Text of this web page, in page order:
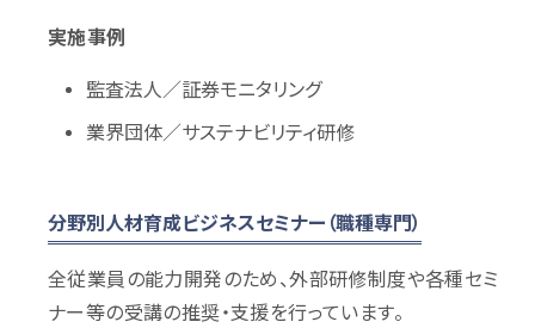
実施事例
監査法人／証券モニタリング
業界団体／サステナビリティ研修
分野別人材育成ビジネスセミナー（職種専門）
全従業員の能力開発のため、外部研修制度や各種セミ
ナー等の受講の推奨・支援を行っています。